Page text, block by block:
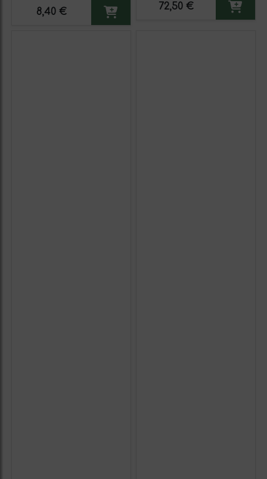
8,40 €
72,50 €